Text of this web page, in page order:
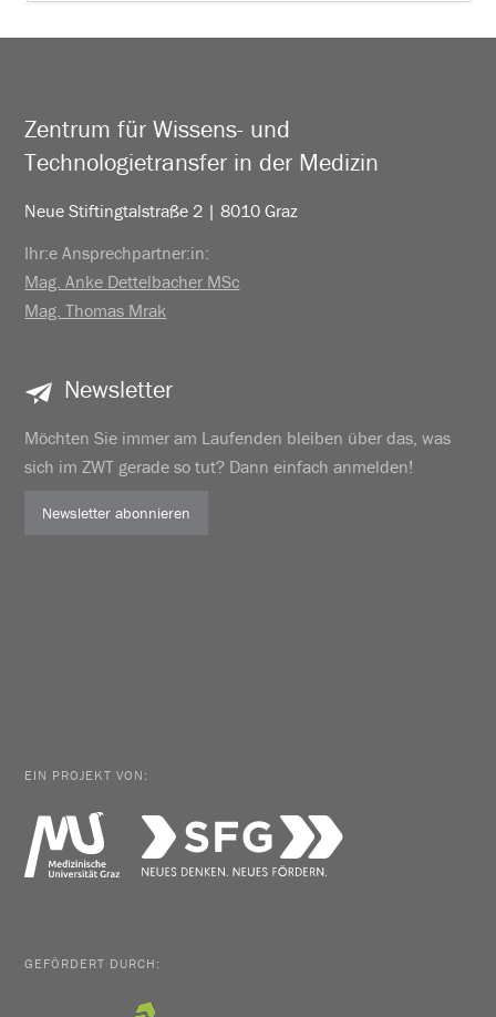
Zentrum für Wissens- und
Technologietransfer in der Medizin
Neue Stiftingtalstraße 2 | 8010 Graz
Ihr:e Ansprechpartner:in:
Mag. Anke Dettelbacher MSc
Mag. Thomas Mrak
Newsletter
Möchten Sie immer am Laufenden bleiben über das, was
sich im ZWT gerade so tut? Dann einfach anmelden!
Newsletter abonnieren
EIN PROJEKT VON:
GEFÖRDERT DURCH: